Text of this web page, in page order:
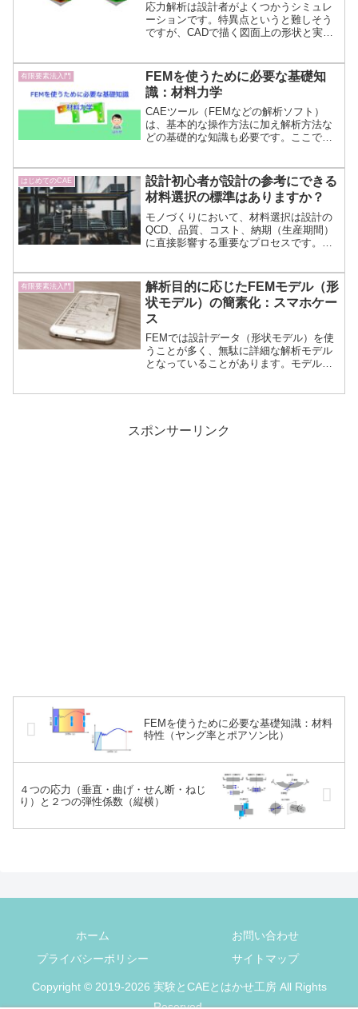
応力解析は設計者がよくつかうシミュレ
ーションです。特異点というと難しそう
ですが、CADで描く図面上の形状と実際
外力（荷重条件）の設定の際の注意点と
考えています。
有限要素法入門
FEMを使うために必要な基礎知
識：材料力学
CAEツール（FEMなどの解析ソフト）
は、基本的な操作方法に加え解析方法な
どの基礎的な知識も必要です。ここで
析ソフトを利用するための基礎知識につ
いてまとめています。
はじめてのCAE
設計初心者が設計の参考にできる
材料選択の標準はありますか？
モノづくりにおいて、材料選択は設計の
QCD、品質、コスト、納期（生産期間）
に直接影響する重要なプロセスです。類
たなくなっていませんか？材料選択の標
準について説明します。
有限要素法入門
解析目的に応じたFEMモデル（形
状モデル）の簡素化：スマホケー
ス
FEMでは設計データ（形状モデル）を使
うことが多く、無駄に詳細な解析モデル
となっていることがあります。モデルは
スポンサーリンク
FEMを使うために必要な基礎知識：材料
特性（ヤング率とポアソン比）
４つの応力（垂直・曲げ・せん断・ねじ
り）と２つの弾性係数（縦横）
ホーム
お問い合わせ
プライバシーポリシー
サイトマップ
Copyright © 2019-2026 実験とCAEとはかせ工房 All Rights